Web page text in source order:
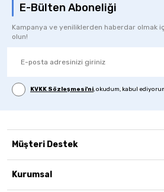
E-Bülten Aboneliği
Kampanya ve yeniliklerden haberdar olmak
olun!
KVKK Sözleşmesi'ni, okudum, kabul
Müşteri Destek
Kurumsal